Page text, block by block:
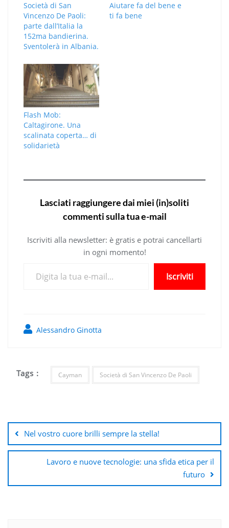
Società di San
Vincenzo De Paoli:
parte dall’Italia la
152ma bandierina.
Sventolerà in Albania.
Aiutare fa del bene e
ti fa bene
Flash Mob:
Caltagirone. Una
scalinata coperta… di
solidarietà
Lasciati raggiungere dai miei (in)soliti
commenti sulla tua e-mail
Iscriviti alla newsletter: è gratis e potrai cancellarti
in ogni momento!
Iscriviti
Alessandro Ginotta
Tags : Cayman Società di San Vincenzo De Paoli
articoli
Nel vostro cuore brilli sempre la stella!
Lavoro e nuove tecnologie: una sfida etica per il
futuro